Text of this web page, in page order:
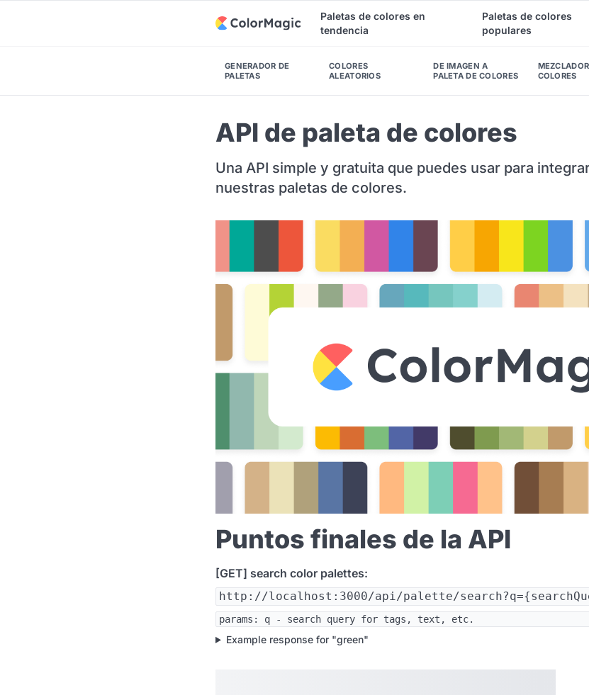
Paletas de colores en
tendencia
Paletas de colores
populares
GENERADOR DE
PALETAS
COLORES
ALEATORIOS
DE IMAGEN A
PALETA DE COLORES
COLORES
API de paleta de colores
Una API simple y gratuita que puedes usar para
nuestras paletas de colores.
Puntos finales de la API
[GET] search color palettes:
http://localhost:3000/api/palette/
params: q - search query for tags, text, etc.
Example response for "green"